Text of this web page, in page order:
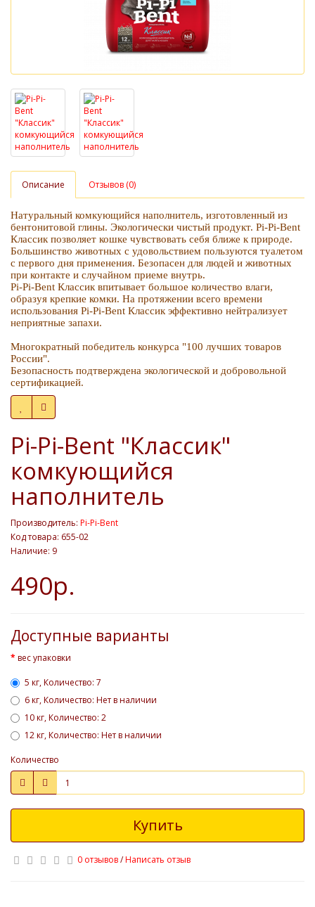
Описание Отзывов (0)
Натуральный комкующийся наполнитель, изготовленный из
бентонитовой глины. Экологически чистый продукт. Pi-Pi-Bent
Классик позволяет кошке чувствовать себя ближе к природе.
Большинство животных с удовольствием пользуются туалетом
с первого дня применения. Безопасен для людей и животных
при контакте и случайном приеме внутрь.
Pi-Pi-Bent Классик впитывает большое количество влаги,
образуя крепкие комки. На протяжении всего времени
использования Pi-Pi-Bent Классик эффективно нейтрализует
неприятные запахи.
Многократный победитель конкурса "100 лучших товаров
России".
Безопасность подтверждена экологической и добровольной
сертификацией.
Pi-Pi-Bent "Классик"
комкующийся
наполнитель
Производитель: Pi-Pi-Bent
Код товара: 655-02
Наличие: 9
490р.
Доступные варианты
вес упаковки
5 кг, Количество: 7
6 кг, Количество: Нет в наличии
10 кг, Количество: 2
12 кг, Количество: Нет в наличии
Количество
Купить
0 отзывов/Написать отзыв